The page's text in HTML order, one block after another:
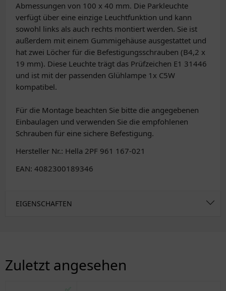
Abmessungen von 100 x 40 mm. Die Parkleuchte
verfügt über eine einzige Leuchtfunktion und kann
sowohl links als auch rechts montiert werden. Sie ist
außerdem mit einem Gummigehäuse ausgestattet und
hat zwei Löcher für die Befestigungsschrauben (B4,2 x
19 mm). Diese Leuchte trägt das Prüfzeichen E1 31446
und ist mit der passenden Glühlampe 1x C5W
kompatibel.
Für die Montage beachten Sie bitte die angegebenen
Einbaulagen und verwenden Sie die empfohlenen
Schrauben für eine sichere Befestigung.
Hersteller Nr.: Hella 2PF 961 167-021
EAN: 4082300189346
EIGENSCHAFTEN
Zuletzt angesehen